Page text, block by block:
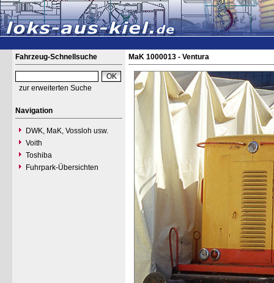
Fahrzeug-Schnellsuche
zur erweiterten Suche
Navigation
DWK, MaK, Vossloh usw.
Voith
Toshiba
Fuhrpark-Übersichten
MaK 1000013 - Ventura